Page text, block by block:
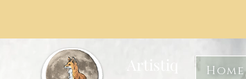
Artistiq
Home